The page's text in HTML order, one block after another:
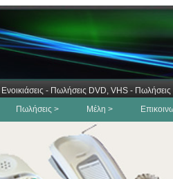
Ενοικιάσεις - Πωλήσεις DVD, VHS -
Πωλήσεις > Μέλη >